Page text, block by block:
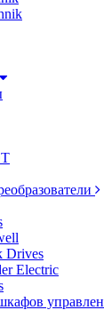
Drives
Electric